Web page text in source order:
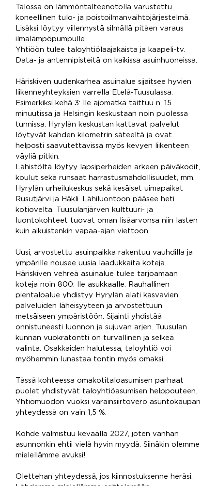
Talossa on lämmöntalteenotolla varustettu
koneellinen tulo- ja poistoilmanvaihtojärjestelmä.
Lisäksi löytyy viilennystä silmällä pitäen varaus
ilmalämpöpumpulle.
Yhtiöön tulee taloyhtiölaajakaista ja kaapeli-tv.
Data- ja antennipisteitä on kaikissa asuinhuoneissa.
Häriskiven uudenkarhea asuinalue sijaitsee hyvien
liikenneyhteyksien varrella Etelä-Tuusulassa.
Esimerkiksi kehä 3: lle ajomatka taittuu n. 15
minuutissa ja Helsingin keskustaan noin puolessa
tunnissa. Hyrylän keskustan kattavat palvelut
löytyvät kahden kilometrin säteeltä ja ovat
helposti saavutettavissa myös kevyen liikenteen
väyliä pitkin.
Lähistöltä löytyy lapsiperheiden arkeen päiväkodit,
koulut sekä runsaat harrastusmahdollisuudet, mm.
Hyrylän urheilukeskus sekä kesäiset uimapaikat
Rusutjärvi ja Häkli. Lähiluontoon pääsee heti
kotiovelta. Tuusulanjärven kulttuuri- ja
luontokohteet tuovat oman lisäarvonsa niin lasten
kuin aikuistenkin vapaa-ajan viettoon.
Uusi, arvostettu asuinpaikka rakentuu vauhdilla ja
ympärille nousee uusia laadukkaita koteja.
Häriskiven vehreä asuinalue tulee tarjoamaan
koteja noin 800: lle asukkaalle. Rauhallinen
pientaloalue yhdistyy Hyrylän alati kasvavien
palveluiden läheisyyteen ja arvostettuun
metsäiseen ympäristöön. Sijainti yhdistää
onnistuneesti luonnon ja sujuvan arjen. Tuusulan
kunnan vuokratontti on turvallinen ja selkeä
valinta. Osakkaiden halutessa, taloyhtiö voi
myöhemmin lunastaa tontin myös omaksi.
Tässä kohteessa omakotitaloasumisen parhaat
puolet yhdistyvät taloyhtiöasumisen helppouteen.
Yhtiömuodon vuoksi varainsiirtovero asuntokaupan
yhteydessä on vain 1,5 %.
Kohde valmistuu keväällä 2027, joten vanhan
asunnonkin ehtii vielä hyvin myydä. Siinäkin olemme
mielellämme avuksi!
Olettehan yhteydessä, jos kiinnostuksenne heräsi.